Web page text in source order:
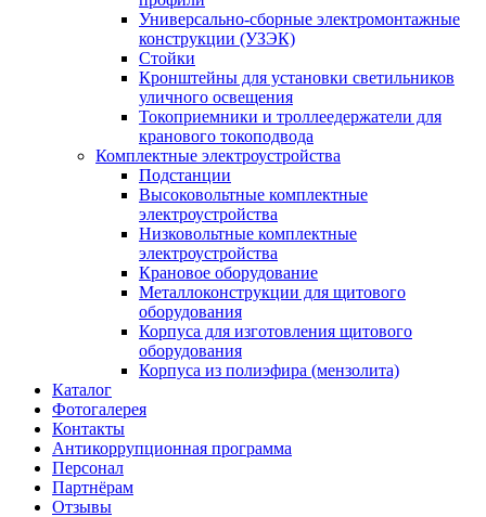
Универсально-сборные электромонтажные
конструкции (УЗЭК)
Стойки
Кронштейны для установки светильников
уличного освещения
Токоприемники и троллеедержатели для
кранового токоподвода
Комплектные электроустройства
Подстанции
Высоковольтные комплектные
электроустройства
Низковольтные комплектные
электроустройства
Крановое оборудование
Металлоконструкции для щитового
оборудования
Корпуса для изготовления щитового
оборудования
Корпуса из полиэфира (мензолита)
Каталог
Фотогалерея
Контакты
Антикоррупционная программа
Персонал
Партнёрам
Отзывы